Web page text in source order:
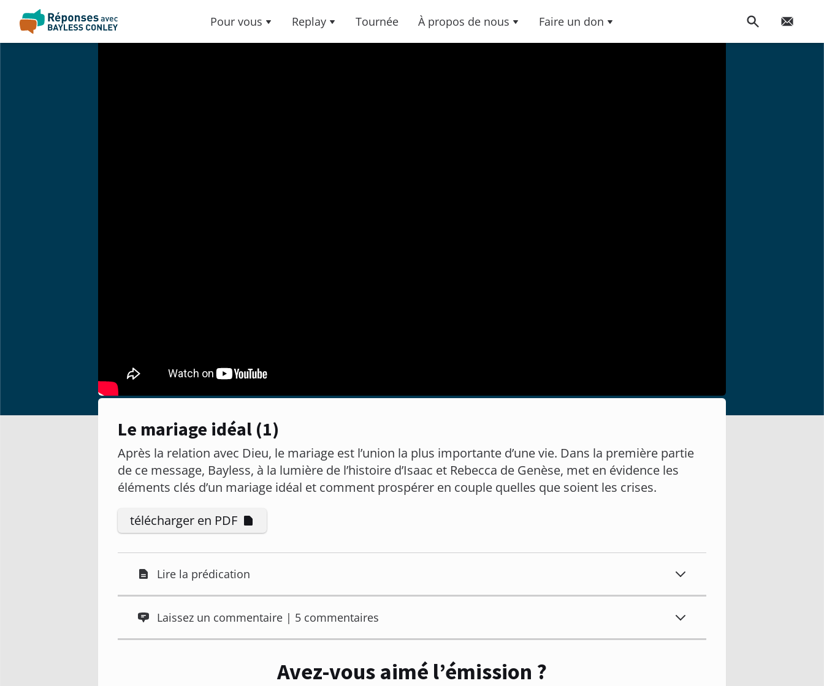
Pour vous Replay Tournée À propos de nous Faire un don
Le mariage idéal (1)
Après la relation avec Dieu, le mariage est l’union la plus importante d’une vie. Dans la première partie
de ce message, Bayless, à la lumière de l’histoire d’Isaac et Rebecca de Genèse, met en évidence les
éléments clés d’un mariage idéal et comment prospérer en couple quelles que soient les crises.
télécharger en PDF
Lire la prédication
Laissez un commentaire | 5 commentaires
Avez-vous aimé l’émission ?